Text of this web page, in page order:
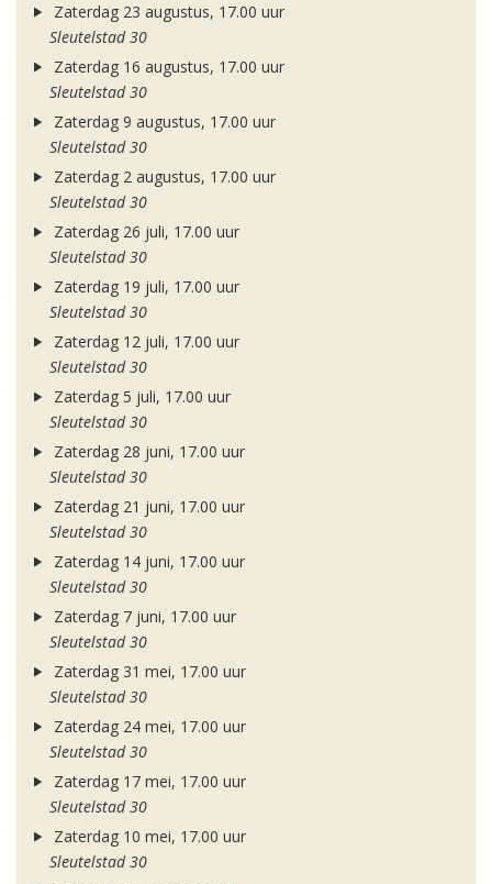
Zaterdag 23 augustus, 17.00 uur
Sleutelstad 30
Zaterdag 16 augustus, 17.00 uur
Sleutelstad 30
Zaterdag 9 augustus, 17.00 uur
Sleutelstad 30
Zaterdag 2 augustus, 17.00 uur
Sleutelstad 30
Zaterdag 26 juli, 17.00 uur
Sleutelstad 30
Zaterdag 19 juli, 17.00 uur
Sleutelstad 30
Zaterdag 12 juli, 17.00 uur
Sleutelstad 30
Zaterdag 5 juli, 17.00 uur
Sleutelstad 30
Zaterdag 28 juni, 17.00 uur
Sleutelstad 30
Zaterdag 21 juni, 17.00 uur
Sleutelstad 30
Zaterdag 14 juni, 17.00 uur
Sleutelstad 30
Zaterdag 7 juni, 17.00 uur
Sleutelstad 30
Zaterdag 31 mei, 17.00 uur
Sleutelstad 30
Zaterdag 24 mei, 17.00 uur
Sleutelstad 30
Zaterdag 17 mei, 17.00 uur
Sleutelstad 30
Zaterdag 10 mei, 17.00 uur
Sleutelstad 30